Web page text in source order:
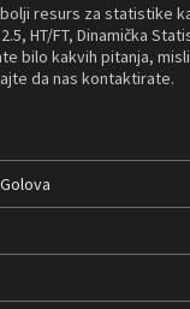
resurs za statistike
HT/FT, Dinamička
bilo kakvih pitanja,
da nas kontaktirate.